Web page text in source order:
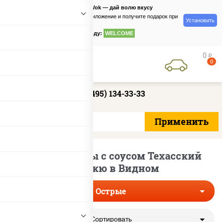
PizzaSushiWok — дай волю вкусу
Скачайте приложение и получите подарок при
по промокоду: WELCOME
Установить
0 руб
0
+7 (495) 134-33-33
Острые пиццы с соусом Техасский
Барбекю в Видном
Острые
Сортировать